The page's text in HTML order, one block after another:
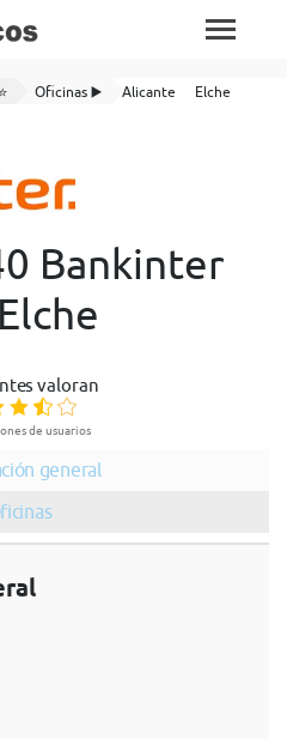
Oficinas ▶️ Alicante
Elche
Bankinter
valoran
de usuarios
general